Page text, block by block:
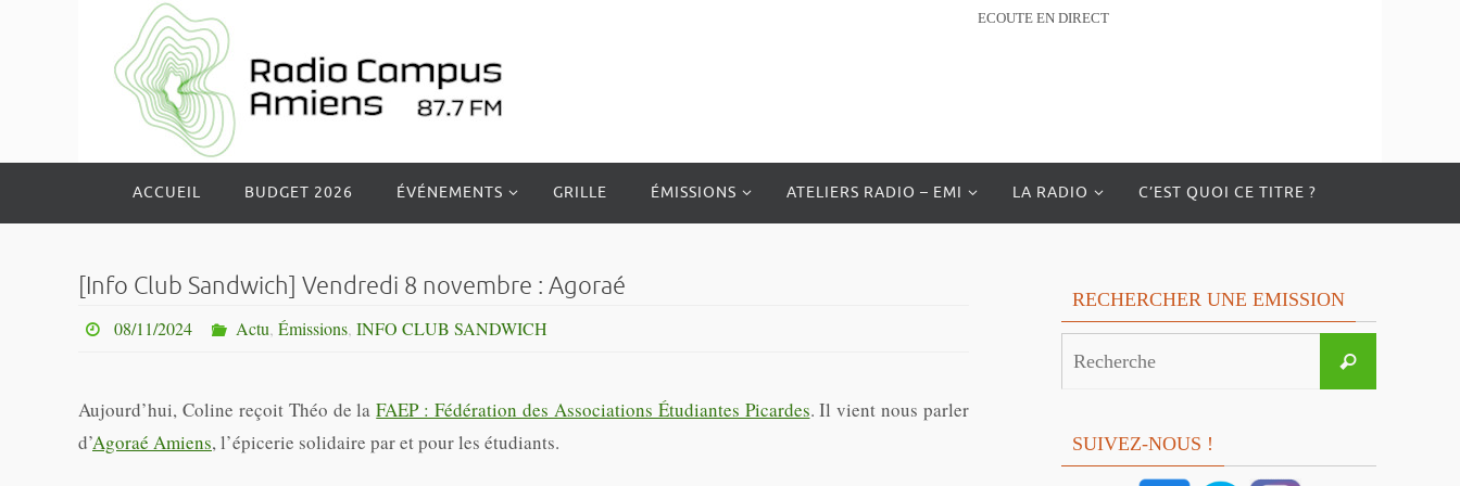
ECOUTE EN DIRECT
le
ACCUEIL BUDGET 2026 ÉVÉNEMENTS GRILLE ÉMISSIONS ATELIERS RADIO – EMI LA RADIO C’EST QUOI CE TITRE ?
[Info Club Sandwich] Vendredi 8 novembre : Agoraé
08/11/2024 Actu, Émissions, INFO CLUB SANDWICH
Aujourd’hui, Coline reçoit Théo de laFAEP : Fédération des Associations Étudiantes Picardes. Il vient nous parler
d’Agoraé Amiens, l’épicerie solidaire par et pour les étudiants.
RECHERCHER UNE EMISSION
Recherche
SUIVEZ-NOUS !